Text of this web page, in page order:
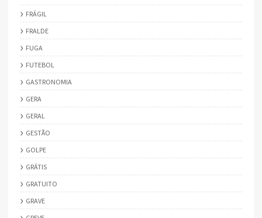
FRÁGIL
FRALDE
FUGA
FUTEBOL
GASTRONOMIA
GERA
GERAL
GESTÃO
GOLPE
GRÁTIS
GRATUITO
GRAVE